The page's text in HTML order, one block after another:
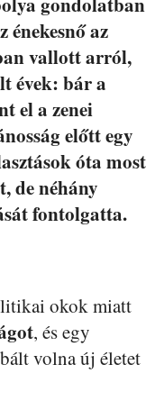
énekesnő az
vallott arról,
évek: bár a
el a zenei
előtt egy
óta most
de néhány
fontolgatta.
okok miatt
, és egy
volna új életet